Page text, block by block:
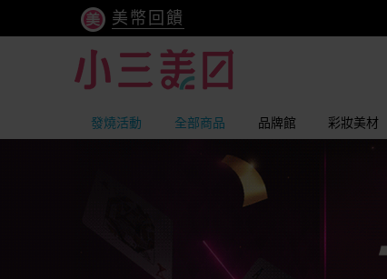
美幣回饋
發燒活動 全部商品 品牌館 彩妝美材